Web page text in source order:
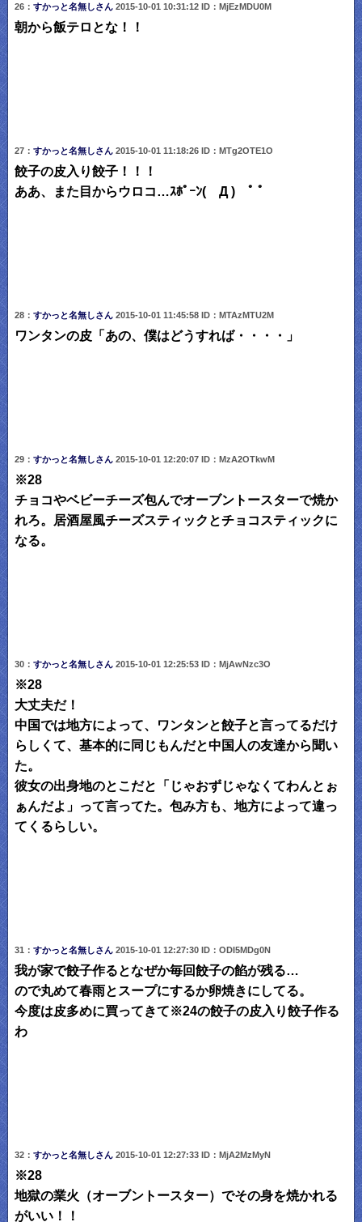
26： すかっと名無しさん 2015-10-01 10:31:12 ID：MjEzMDU0M
朝から飯テロとな！！
27： すかっと名無しさん 2015-10-01 11:18:26 ID：MTg2OTE1O
餃子の皮入り餃子！！！
ああ、また目からウロコ…ｽﾎﾟｰﾝ( Д ) ﾟ ﾟ
28： すかっと名無しさん 2015-10-01 11:45:58 ID：MTAzMTU2M
ワンタンの皮「あの、僕はどうすれば・・・・」
29： すかっと名無しさん 2015-10-01 12:20:07 ID：MzA2OTkwM
※28
チョコやベビーチーズ包んでオーブントースターで焼か
れろ。居酒屋風チーズスティックとチョコスティックに
なる。
30： すかっと名無しさん 2015-10-01 12:25:53 ID：MjAwNzc3O
※28
大丈夫だ！
中国では地方によって、ワンタンと餃子と言ってるだけ
らしくて、基本的に同じもんだと中国人の友達から聞い
た。
彼女の出身地のとこだと「じゃおずじゃなくてわんとぉ
ぁんだよ」って言ってた。包み方も、地方によって違っ
てくるらしい。
31： すかっと名無しさん 2015-10-01 12:27:30 ID：ODI5MDg0N
我が家で餃子作るとなぜか毎回餃子の餡が残る…
ので丸めて春雨とスープにするか卵焼きにしてる。
今度は皮多めに買ってきて※24の餃子の皮入り餃子作る
わ
32： すかっと名無しさん 2015-10-01 12:27:33 ID：MjA2MzMyN
※28
地獄の業火（オーブントースター）でその身を焼かれる
がいい！！